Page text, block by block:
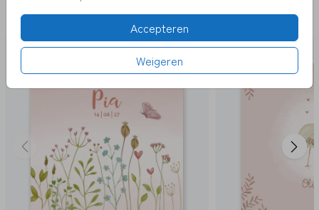
Accepteren
Weigeren
DEZE KAARTEN VIND JE MISSCHIEN OOK
LEUK